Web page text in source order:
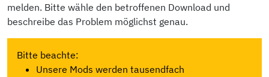
melden. Bitte wähle den betroffenen Download und
beschreibe das Problem möglichst genau.
Bitte beachte:
Unsere Mods werden tausendfach